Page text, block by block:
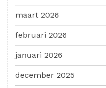
maart 2026
februari 2026
januari 2026
december 2025